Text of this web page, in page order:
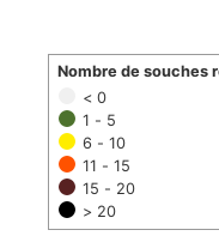
< 0
1 - 5
6 - 10
11 - 15
15 - 20
> 20
Nombre de souches